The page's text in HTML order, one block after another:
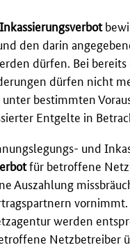
den darin
dürfen. Bei
dürfen nicht
bestimmten
Entgelte in
und
für betroffene
Auszahlung
werden